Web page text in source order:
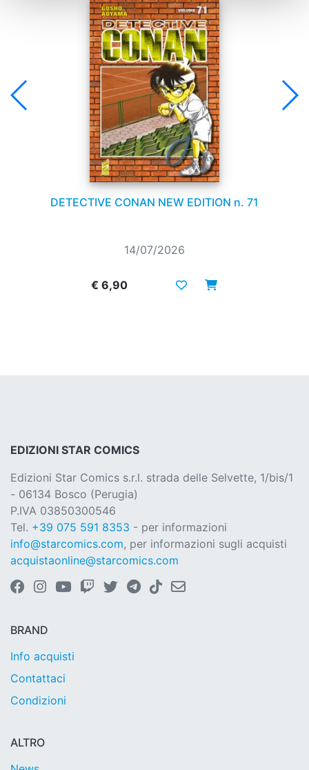
DETECTIVE CONAN NEW EDITION n. 71
14/07/2026
€ 6,90
EDIZIONI STAR COMICS
Edizioni Star Comics s.r.l. strada delle Selvette, 1/bis/1
- 06134 Bosco (Perugia)
P.IVA 03850300546
Tel. +39 075 591 8353 - per informazioni
info@starcomics.com, per informazioni sugli acquisti
acquistaonline@starcomics.com
BRAND
Info acquisti
Contattaci
Condizioni
ALTRO